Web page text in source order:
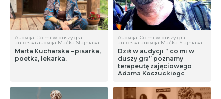
Audycja: Co mi w duszy gra –
autorska audycja Maćka Stajniaka
Marta Kucharska – pisarka,
poetka, lekarka.
Audycja: Co mi w duszy gra –
autorska audycja Maćka Stajniaka
Dziś w audycji ” co mi w
duszy gra” poznamy
terapeutę zajęciowego
Adama Koszuckiego